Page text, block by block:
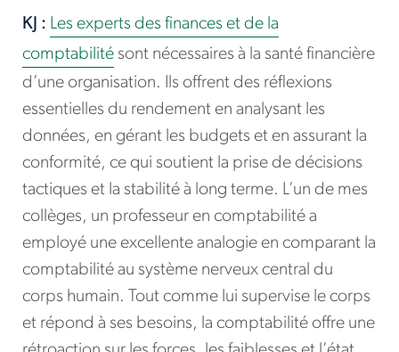
KJ : Les experts des finances et de la
comptabilité sont nécessaires à la santé financière
d’une organisation. Ils offrent des réflexions
essentielles du rendement en analysant les
données, en gérant les budgets et en assurant la
conformité, ce qui soutient la prise de décisions
tactiques et la stabilité à long terme. L’un de mes
collèges, un professeur en comptabilité a
employé une excellente analogie en comparant la
comptabilité au système nerveux central du
corps humain. Tout comme lui supervise le corps
et répond à ses besoins, la comptabilité offre une